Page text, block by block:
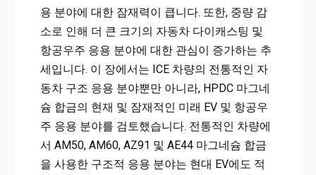
용 분야에 대한 잠재력이 큽니다. 또한, 중량 감
소로 인해 더 큰 크기의 자동차 다이캐스팅 및
항공우주 응용 분야에 대한 관심이 증가하는 추
세입니다. 이 장에서는 ICE 차량의 전통적인 자
동차 구조 응용 분야뿐만 아니라, HPDC 마그네
슘 합금의 현재 및 잠재적인 미래 EV 및 항공우
주 응용 분야를 검토했습니다. 전통적인 차량에
서 AM50, AM60, AZ91 및 AE44 마그네슘 합금
을 사용한 구조적 응용 분야는 현대 EV에도 적